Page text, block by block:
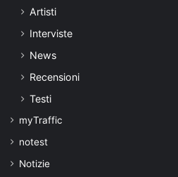
Artisti
Interviste
News
Recensioni
Testi
myTraffic
notest
Notizie